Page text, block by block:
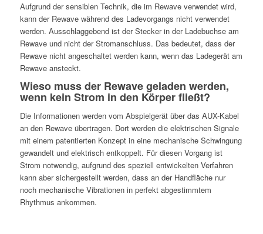
Aufgrund der sensiblen Technik, die im Rewave verwendet wird,
kann der Rewave während des Ladevorgangs nicht verwendet
werden. Ausschlaggebend ist der Stecker in der Ladebuchse am
Rewave und nicht der Stromanschluss. Das bedeutet, dass der
Rewave nicht angeschaltet werden kann, wenn das Ladegerät am
Rewave ansteckt.
Wieso muss der Rewave geladen werden,
wenn kein Strom in den Körper fließt?
Die Informationen werden vom Abspielgerät über das AUX-Kabel
an den Rewave übertragen. Dort werden die elektrischen Signale
mit einem patentierten Konzept in eine mechanische Schwingung
gewandelt und elektrisch entkoppelt. Für diesen Vorgang ist
Strom notwendig, aufgrund des speziell entwickelten Verfahren
kann aber sichergestellt werden, dass an der Handfläche nur
noch mechanische Vibrationen in perfekt abgestimmtem
Rhythmus ankommen.